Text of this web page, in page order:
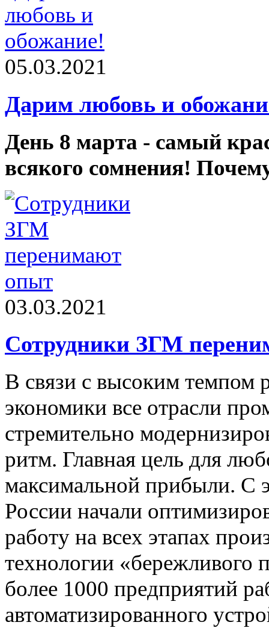
05.03.2021
Дарим любовь и
День 8 марта - самый
всякого сомнения!
03.03.2021
Сотрудники ЗГМ
В связи с высоким темпом
экономики все отрасли
стремительно
ритм. Главная цель для
максимальной прибыли. С
России начали
работу на всех этапах
технологии «бережливого
более 1000 предприятий
автоматизированного